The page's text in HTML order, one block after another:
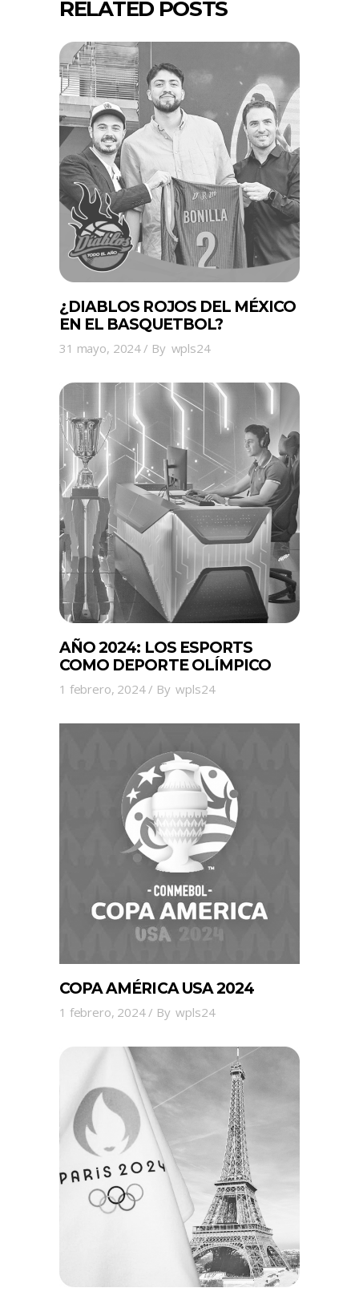
RELATED POSTS
¿DIABLOS ROJOS DEL MÉXICO
EN EL BASQUETBOL?
31 mayo, 2024 By wpls24
AÑO 2024: LOS ESPORTS
COMO DEPORTE OLÍMPICO
1 febrero, 2024 By wpls24
COPA AMÉRICA USA 2024
1 febrero, 2024 By wpls24